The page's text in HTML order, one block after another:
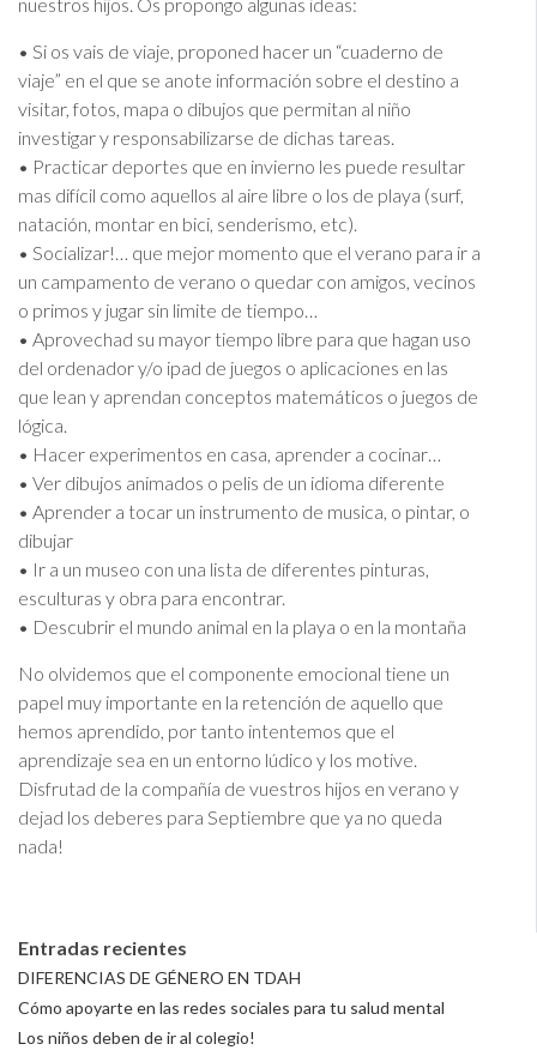
• Si os vais de viaje, proponed hacer un “cuaderno de
viaje” en el que se anote información sobre el destino a
visitar, fotos, mapa o dibujos que permitan al niño
investigar y responsabilizarse de dichas tareas.
• Practicar deportes que en invierno les puede resultar
mas difícil como aquellos al aire libre o los de playa (surf,
natación, montar en bici, senderismo, etc).
• Socializar!… que mejor momento que el verano para ir a
un campamento de verano o quedar con amigos, vecinos
o primos y jugar sin limite de tiempo…
• Aprovechad su mayor tiempo libre para que hagan uso
del ordenador y/o ipad de juegos o aplicaciones en las
que lean y aprendan conceptos matemáticos o juegos de
lógica.
• Hacer experimentos en casa, aprender a cocinar…
• Ver dibujos animados o pelis de un idioma diferente
• Aprender a tocar un instrumento de musica, o pintar, o
dibujar
• Ir a un museo con una lista de diferentes pinturas,
esculturas y obra para encontrar.
• Descubrir el mundo animal en la playa o en la montaña
No olvidemos que el componente emocional tiene un
papel muy importante en la retención de aquello que
hemos aprendido, por tanto intentemos que el
aprendizaje sea en un entorno lúdico y los motive.
Disfrutad de la compañía de vuestros hijos en verano y
dejad los deberes para Septiembre que ya no queda
nada!
Entradas recientes
DIFERENCIAS DE GÉNERO EN TDAH
Cómo apoyarte en las redes sociales para tu salud mental
Los niños deben de ir al colegio!